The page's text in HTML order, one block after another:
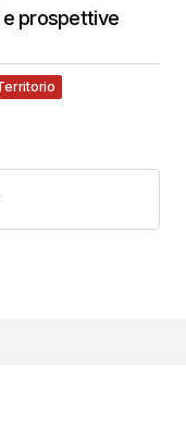
e prospettive